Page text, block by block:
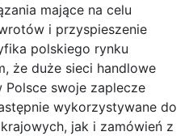
mające na celu
i przyspieszenie
polskiego rynku
że duże sieci handlowe
swoje zaplecze
wykorzystywane do
jak i zamówień z